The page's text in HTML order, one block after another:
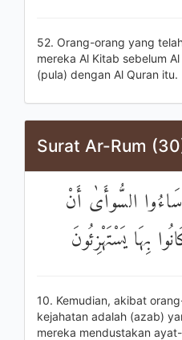
52. Orang-orang yang
mereka Al Kitab sebelum
(pula) dengan Al Quran itu.
Surat Ar-Rum
السُّوأَىٰ أَنْ
بِهَا يَسْتَهْزِئُونَ
10. Kemudian, akibat
kejahatan adalah (azab)
mereka mendustakan